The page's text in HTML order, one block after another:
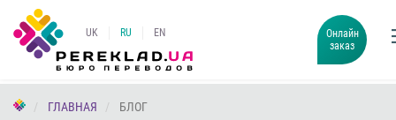
UK RU EN
Онлайн
заказ
ГЛАВНАЯ БЛОГ